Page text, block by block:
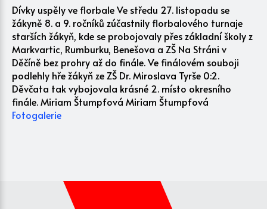
Dívky uspěly ve florbale Ve středu 27. listopadu se
žákyně 8. a 9. ročníků zúčastnily florbalového turnaje
starších žákyň, kde se probojovaly přes základní školy z
Markvartic, Rumburku, Benešova a ZŠ Na Stráni v
Děčíně bez prohry až do finále. Ve finálovém souboji
podlehly hře žákyň ze ZŠ Dr. Miroslava Tyrše 0:2.
Děvčata tak vybojovala krásné 2. místo okresního
finále. Miriam Štumpfová Miriam Štumpfová
Fotogalerie